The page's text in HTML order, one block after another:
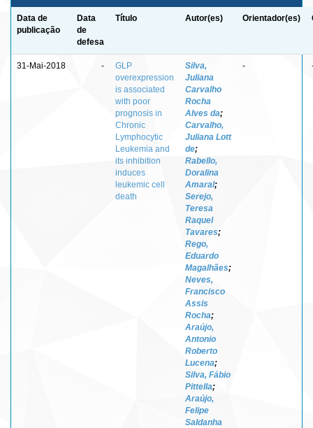
Data de
publicação
Data
de
defesa
Título Autor(es) Orientador(es)
31-Mai-2018 -
GLP
overexpression
is associated
with poor
prognosis in
Chronic
Lymphocytic
Leukemia and
its inhibition
induces
leukemic cell
death
Silva,
Juliana
Carvalho
Rocha
Alves da;
Carvalho,
Juliana Lott
de;
Rabello,
Doralina
Amaral;
Serejo,
Teresa
Raquel
Tavares;
Rego,
Eduardo
Magalhães;
Neves,
Francisco
Assis
Rocha;
Araújo,
Antonio
Roberto
Lucena;
Silva, Fábio
Pittella;
Araújo,
Felipe
Saldanha
-